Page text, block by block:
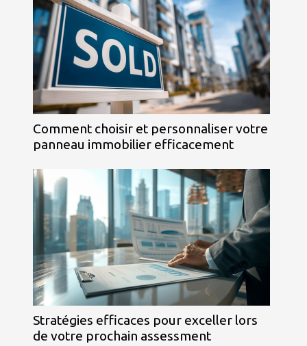
Comment choisir et personnaliser votre
panneau immobilier efficacement
Stratégies efficaces pour exceller lors
de votre prochain assessment